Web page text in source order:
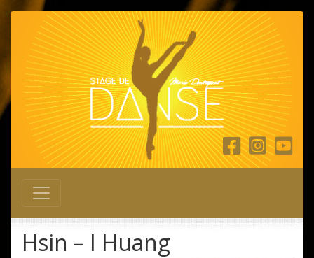
Main Navigation
Hsin – I Huang